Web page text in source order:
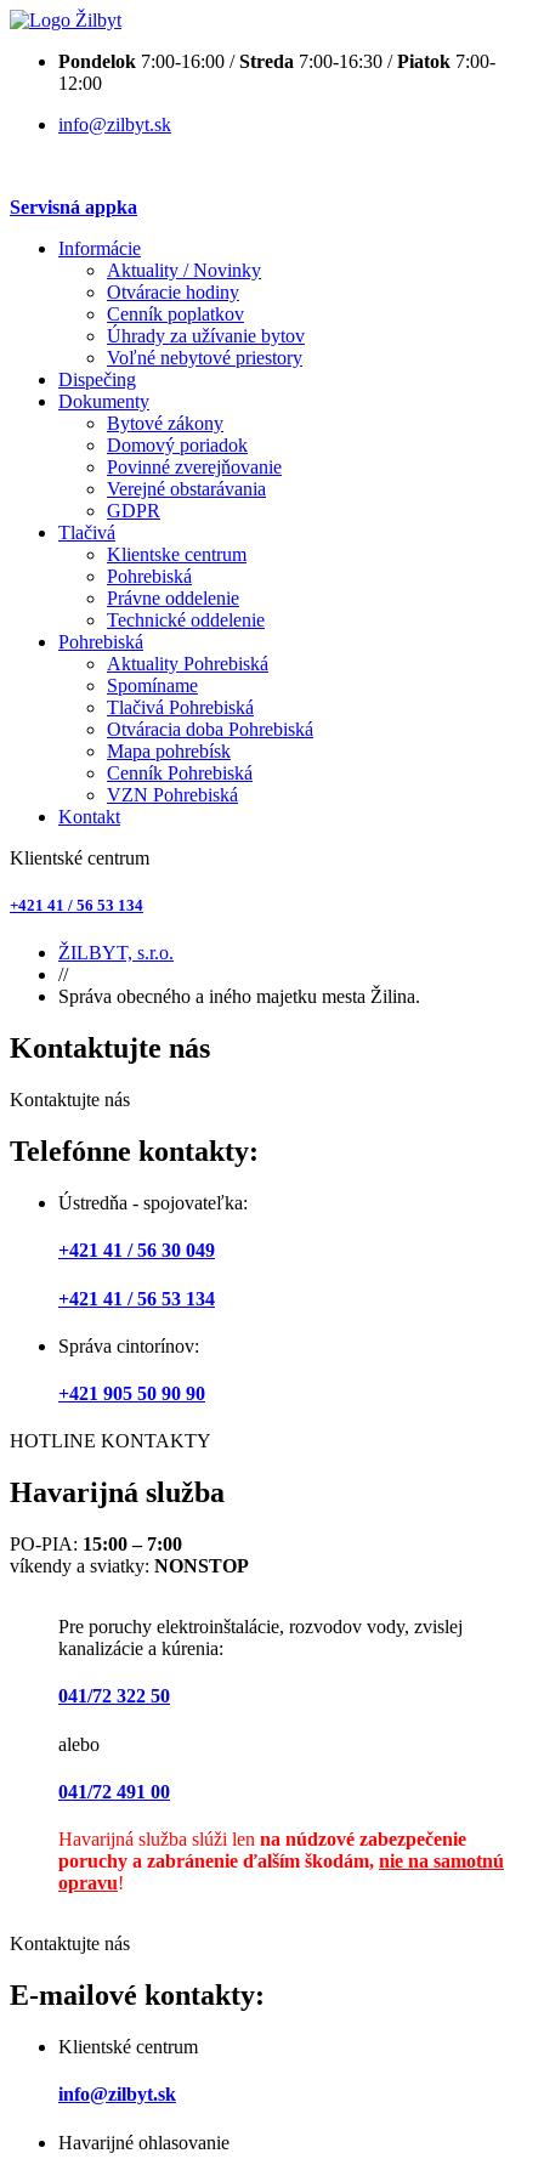
Pondelok 7:00-16:00 /Streda 7:00-16:30 /Piatok 7:00-
12:00
info@zilbyt.sk
Servisná appka
Informácie
Aktuality / Novinky
Otváracie hodiny
Cenník poplatkov
Úhrady za užívanie bytov
Voľné nebytové priestory
Dispečing
Dokumenty
Bytové zákony
Domový poriadok
Povinné zverejňovanie
Verejné obstarávania
GDPR
Tlačivá
Klientske centrum
Pohrebiská
Právne oddelenie
Technické oddelenie
Pohrebiská
Aktuality Pohrebiská
Spomíname
Tlačivá Pohrebiská
Otváracia doba Pohrebiská
Mapa pohrebísk
Cenník Pohrebiská
VZN Pohrebiská
Kontakt
Klientské centrum
+421 41 / 56 53 134
ŽILBYT, s.r.o.
//
Správa obecného a iného majetku mesta Žilina.
Kontaktujte nás
Kontaktujte nás
Telefónne kontakty:
Ústredňa - spojovateľka:
+421 41 / 56 30 049
+421 41 / 56 53 134
Správa cintorínov:
+421 905 50 90 90
HOTLINE KONTAKTY
Havarijná služba
PO-PIA: 15:00 – 7:00
víkendy a sviatky: NONSTOP
Pre poruchy elektroinštalácie, rozvodov vody, zvislej
kanalizácie a kúrenia:
041/72 322 50
alebo
041/72 491 00
Havarijná služba slúži len na núdzové zabezpečenie
poruchy a zabránenie ďalším škodám, nie na samotnú
opravu!
Kontaktujte nás
E-mailové kontakty:
Klientské centrum
info@zilbyt.sk
Havarijné ohlasovanie